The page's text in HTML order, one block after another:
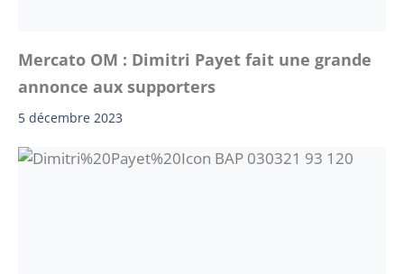
Mercato OM : Dimitri Payet fait une grande
annonce aux supporters
5 décembre 2023